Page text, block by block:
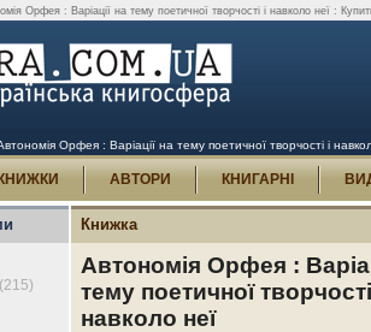
Орфея : Варіації на тему поетичної творчості і навколо неї :
Орфея : Варіації на тему поетичної творчості і
КНИЖКИ АВТОРИ КНИГАРНІ
(215)
Книжка
Автономія Орфея :
тему поетичної творчості
навколо неї